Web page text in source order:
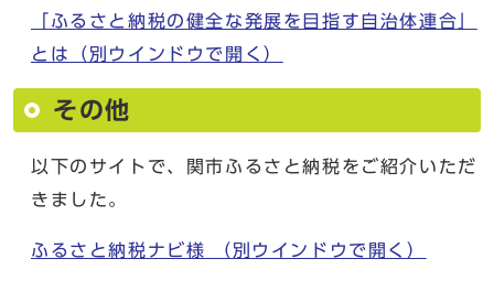
「ふるさと納税の健全な発展を目指す自治体連合」
とは
（別ウインドウで開く）
その他
以下のサイトで、関市ふるさと納税をご紹介いただ
きました。
ふるさと納税ナビ様 （別ウインドウで開く）